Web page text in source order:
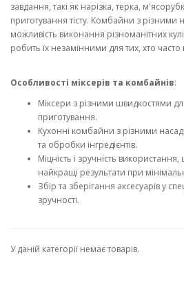
завдання, такі як нарізка, терка,
приготування тісту. Комбайни з різними
можливість виконання різноманітних
робить їх незамінними для тих, хто часто
Особливості міксерів та комбайнів:
Міксери з різними швидкостями
приготування.
Кухонні комбайни з різними
та обробки інгредієнтів.
Міцність і зручність
найкращі результати при
Збір та зберігання аксесуарів у
зручності.
У даній категорії немає товарів.